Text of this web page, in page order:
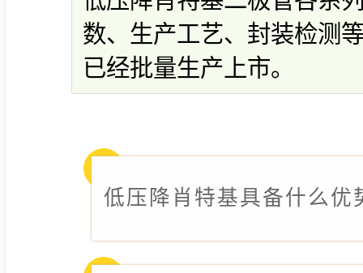
数、生产工艺、封装检测
已经批量生产上市。
低压降肖特基具备什么优